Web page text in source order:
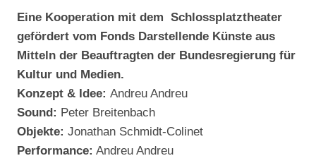
Eine Kooperation mit dem Schlossplatztheater
gefördert vom Fonds Darstellende Künste aus
Mitteln der Beauftragten der Bundesregierung für
Kultur und Medien.
Konzept & Idee: Andreu Andreu
Sound: Peter Breitenbach
Objekte: Jonathan Schmidt-Colinet
Performance: Andreu Andreu